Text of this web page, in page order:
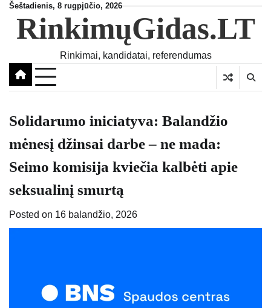
Skip
content
Šeštadienis, 8 rugpjūčio, 2026
RinkimųGidas.LT
Rinkimai, kandidatai, referendumas
Solidarumo iniciatyva: Balandžio
mėnesį džinsai darbe – ne mada:
Seimo komisija kviečia kalbėti apie
seksualinį smurtą
Posted on 16 balandžio, 2026